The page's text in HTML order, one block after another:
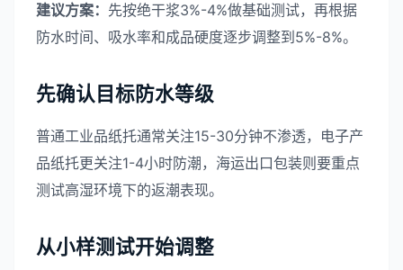
建议方案： 先按绝干浆3%-4%做基础测试，再根据
防水时间、吸水率和成品硬度逐步调整到5%-8%。
先确认目标防水等级
普通工业品纸托通常关注15-30分钟不渗透，电子产
品纸托更关注1-4小时防潮，海运出口包装则要重点
测试高湿环境下的返潮表现。
从小样测试开始调整